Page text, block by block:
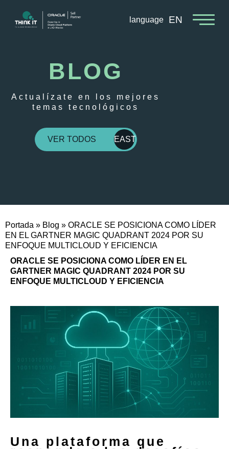
language EN
Portada » Blog » ORACLE SE POSICIONA COMO LÍDER
EN EL GARTNER MAGIC QUADRANT 2024 POR SU
ENFOQUE MULTICLOUD Y EFICIENCIA
ORACLE SE POSICIONA COMO LÍDER EN EL
GARTNER MAGIC QUADRANT 2024 POR SU
ENFOQUE MULTICLOUD Y EFICIENCIA
Una plataforma que
BLOG
Actualízate en los mejores
temas tecnológicos
VER TODOS EAST